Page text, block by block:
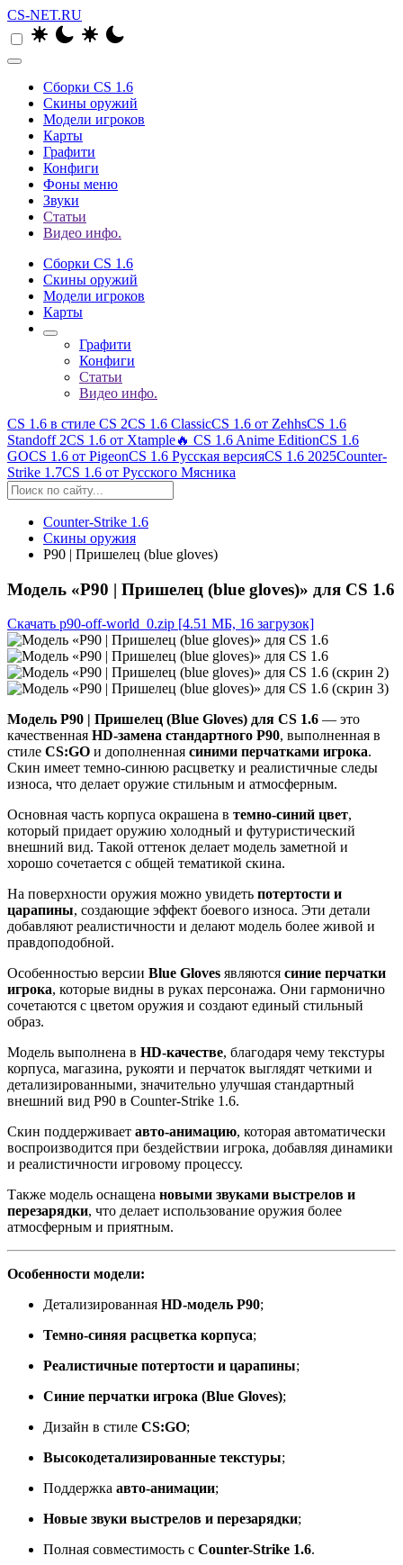
CS-NET.RU
Сборки CS 1.6
Скины оружий
Модели игроков
Карты
Графити
Конфиги
Фоны меню
Звуки
Статьи
Видео инфо.
Сборки CS 1.6
Скины оружий
Модели игроков
Карты
Графити
Конфиги
Статьи
Видео инфо.
CS 1.6 в стиле CS 2CS 1.6 ClassicCS 1.6 от ZehhsCS 1.6
Standoff 2CS 1.6 от Xtample🔥 CS 1.6 Anime EditionCS 1.6
GOCS 1.6 от PigeonCS 1.6 Русская версияCS 1.6 2025Counter-
Strike 1.7CS 1.6 от Русского Мясника
Counter-Strike 1.6
Скины оружия
P90 | Пришелец (blue gloves)
Модель «P90 | Пришелец (blue gloves)» для CS 1.6
Скачать p90-off-world_0.zip [4.51 МБ, 16 загрузок]
Модель P90 | Пришелец (Blue Gloves) для CS 1.6 — это
качественная HD-замена стандартного P90, выполненная в
стиле CS:GO и дополненная синими перчатками игрока.
Скин имеет темно-синюю расцветку и реалистичные следы
износа, что делает оружие стильным и атмосферным.
Основная часть корпуса окрашена в темно-синий цвет,
который придает оружию холодный и футуристический
внешний вид. Такой оттенок делает модель заметной и
хорошо сочетается с общей тематикой скина.
На поверхности оружия можно увидеть потертости и
царапины, создающие эффект боевого износа. Эти детали
добавляют реалистичности и делают модель более живой и
правдоподобной.
Особенностью версии Blue Gloves являются синие перчатки
игрока, которые видны в руках персонажа. Они гармонично
сочетаются с цветом оружия и создают единый стильный
образ.
Модель выполнена в HD-качестве, благодаря чему текстуры
корпуса, магазина, рукояти и перчаток выглядят четкими и
детализированными, значительно улучшая стандартный
внешний вид P90 в Counter-Strike 1.6.
Скин поддерживает авто-анимацию, которая автоматически
воспроизводится при бездействии игрока, добавляя динамики
и реалистичности игровому процессу.
Также модель оснащена новыми звуками выстрелов и
перезарядки, что делает использование оружия более
атмосферным и приятным.
Особенности модели:
Детализированная HD-модель P90;
Темно-синяя расцветка корпуса;
Реалистичные потертости и царапины;
Синие перчатки игрока (Blue Gloves);
Дизайн в стиле CS:GO;
Высокодетализированные текстуры;
Поддержка авто-анимации;
Новые звуки выстрелов и перезарядки;
Полная совместимость с Counter-Strike 1.6.